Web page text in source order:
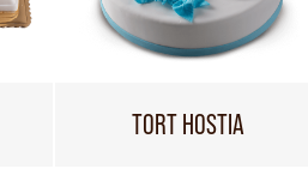
TORT HOSTIA